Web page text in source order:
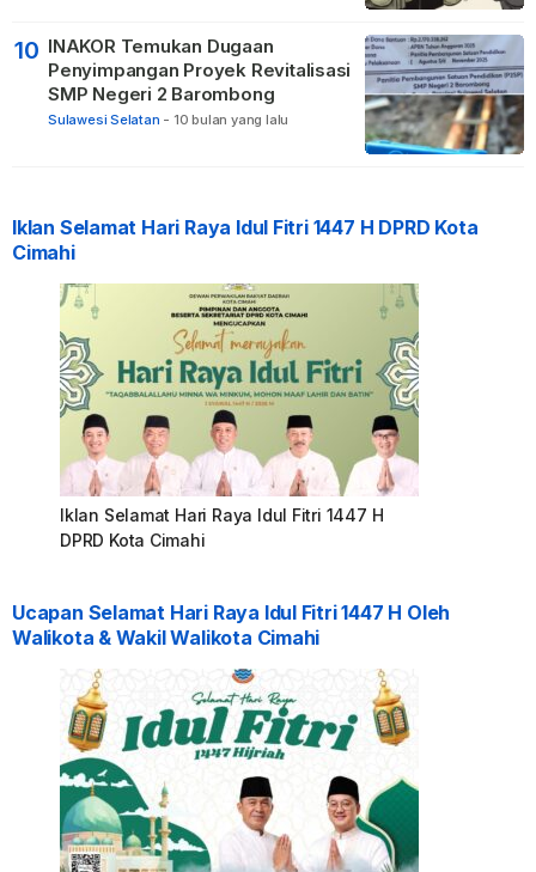
10 INAKOR Temukan Dugaan
Penyimpangan Proyek Revitalisasi
SMP Negeri 2 Barombong
Sulawesi Selatan - 10 bulan yang lalu
Iklan Selamat Hari Raya Idul Fitri 1447 H DPRD Kota
Cimahi
Iklan Selamat Hari Raya Idul Fitri 1447 H
DPRD Kota Cimahi
Ucapan Selamat Hari Raya Idul Fitri 1447 H Oleh
Walikota & Wakil Walikota Cimahi